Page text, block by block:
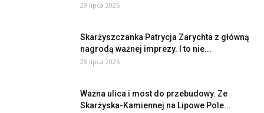
29 lipca 2026
Skarżyszczanka Patrycja Zarychta z główną
nagrodą ważnej imprezy. I to nie...
28 lipca 2026
Ważna ulica i most do przebudowy. Ze
Skarżyska-Kamiennej na Lipowe Pole...